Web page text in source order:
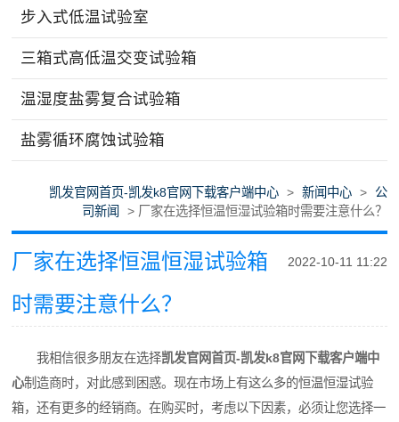
步入式低温试验室
三箱式高低温交变试验箱
温湿度盐雾复合试验箱
盐雾循环腐蚀试验箱
凯发官网首页-凯发k8官网下载客户端中心 > 新闻中心 >
公
司新闻
> 厂家在选择恒温恒湿试验箱时需要注意什么？
2022-10-11 11:22
厂家在选择恒温恒湿试验箱
时需要注意什么？
我相信很多朋友在选择凯发官网首页-凯发k8官网下载客户端中
心制造商时，对此感到困惑。现在市场上有这么多的恒温恒湿试验
箱，还有更多的经销商。在购买时，考虑以下因素，必须让您选择一